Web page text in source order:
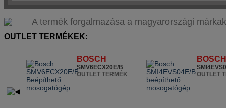
A termék forgalmazása a magyarországi
OUTLET TERMÉKEK:
BOSCH
SMV6ECX20E/B
OUTLET TERMÉK
BOSCH
OUTLET